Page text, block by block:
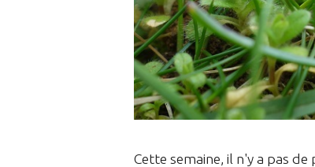
Cette semaine, il n'y a pas